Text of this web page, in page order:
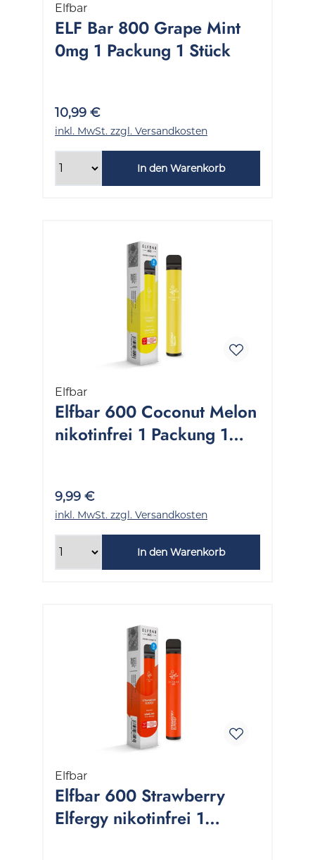
Elfbar
ELF Bar 800 Grape Mint
0mg 1 Packung 1 Stück
10,99 €
inkl. MwSt. zzgl. Versandkosten
In den Warenkorb
Elfbar
Elfbar 600 Coconut Melon
nikotinfrei 1 Packung 1
9,99 €
inkl. MwSt. zzgl. Versandkosten
In den Warenkorb
Elfbar
Elfbar 600 Strawberry
Elfergy nikotinfrei 1